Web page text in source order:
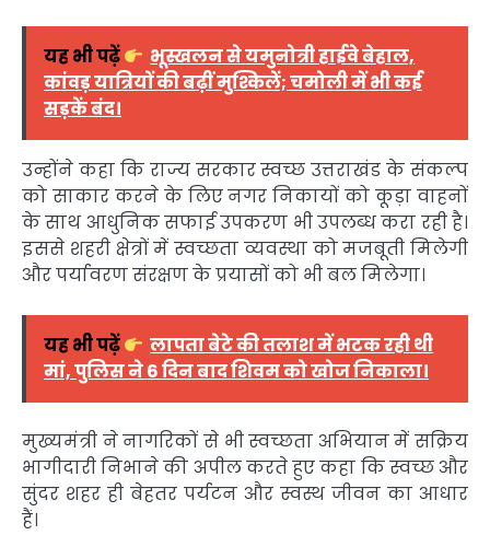
यह भी पढ़ें
भूस्खलन से यमुनोत्री हाईवे बेहाल,
कांवड़ यात्रियों की बढ़ीं मुश्किलें; चमोली में भी कई
सड़कें बंद।
उन्होंने कहा कि राज्य सरकार स्वच्छ उत्तराखंड के संकल्प
को साकार करने के लिए नगर निकायों को कूड़ा वाहनों
के साथ आधुनिक सफाई उपकरण भी उपलब्ध करा रही है।
इससे शहरी क्षेत्रों में स्वच्छता व्यवस्था को मजबूती मिलेगी
और पर्यावरण संरक्षण के प्रयासों को भी बल मिलेगा।
यह भी पढ़ें
लापता बेटे की तलाश में भटक रही थी
मां, पुलिस ने 6 दिन बाद शिवम को खोज निकाला।
मुख्यमंत्री ने नागरिकों से भी स्वच्छता अभियान में सक्रिय
भागीदारी निभाने की अपील करते हुए कहा कि स्वच्छ और
सुंदर शहर ही बेहतर पर्यटन और स्वस्थ जीवन का आधार
हैं।